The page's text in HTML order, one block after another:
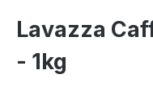
Lavazza
- 1kg